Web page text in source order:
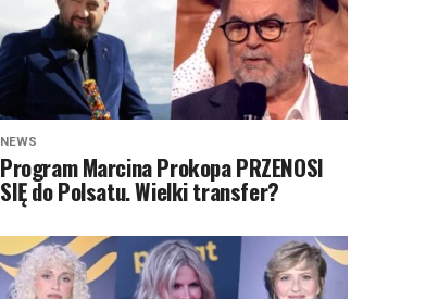
NEWS
Program Marcina Prokopa PRZENOSI
SIĘ do Polsatu. Wielki transfer?